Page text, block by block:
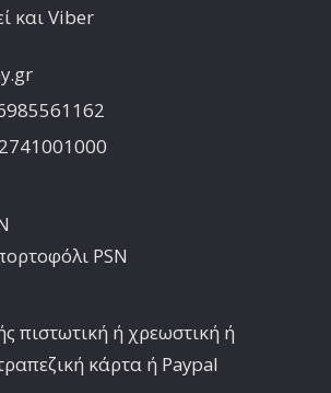
και Viber
PSN
πιστωτική ή χρεωστική ή
κάρτα ή Paypal